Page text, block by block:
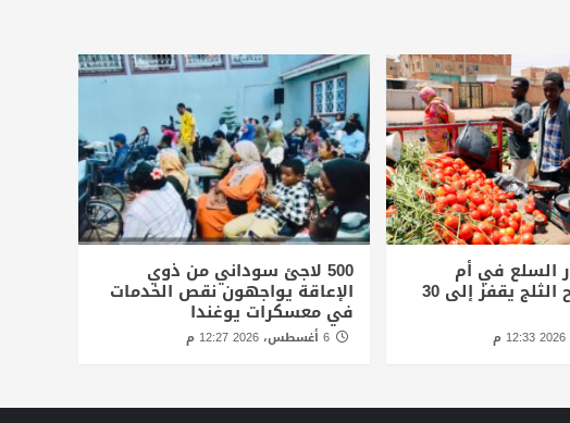
السلع في أم
درمان.. ولوح الثلج يقفز إلى 30
500 لاجئ سوداني من ذوي
الإعاقة يواجهون نقص الخدمات
في معسكرات يوغندا
6 أغسطس، 2026 12:27 م